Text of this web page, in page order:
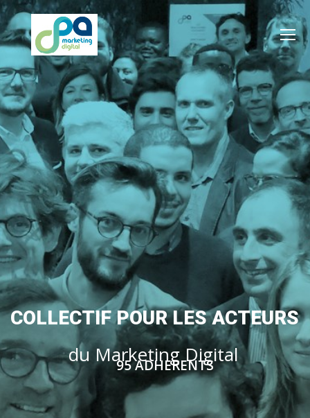
du MarketingDigital
COLLECTIF POUR LES ACTEURS
95 ADHERENTS